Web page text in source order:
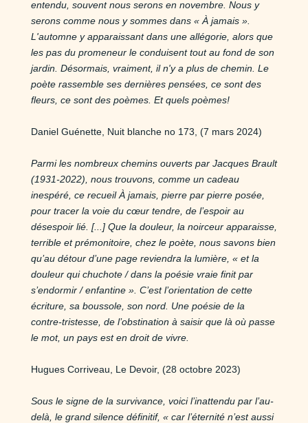
entendu, souvent nous serons en novembre. Nous y
serons comme nous y sommes dans « À jamais ».
L'automne y apparaissant dans une allégorie, alors que
les pas du promeneur le conduisent tout au fond de son
jardin. Désormais, vraiment, il n'y a plus de chemin. Le
poète rassemble ses dernières pensées, ce sont des
fleurs, ce sont des poèmes. Et quels poèmes!
Daniel Guénette, Nuit blanche no 173, (7 mars 2024)
Parmi les nombreux chemins ouverts par Jacques Brault
(1931-2022), nous trouvons, comme un cadeau
inespéré, ce recueilÀ jamais, pierre par pierre posée,
pour tracer la voie du cœur tendre, de l’espoir au
désespoir lié. [...] Que la douleur, la noirceur apparaisse,
terrible et prémonitoire, chez le poète, nous savons bien
qu’au détour d’une page reviendra la lumière, « et la
douleur qui chuchote / dans la poésie vraie finit par
s’endormir / enfantine ». C’est l’orientation de cette
écriture, sa boussole, son nord. Une poésie de la
contre-tristesse, de l’obstination à saisir que là où passe
le mot, un pays est en droit de vivre.
Hugues Corriveau, Le Devoir, (28 octobre 2023)
Sous le signe de la survivance, voici l’inattendu par l’au-
delà, le grand silence définitif, « car l’éternité n’est aussi